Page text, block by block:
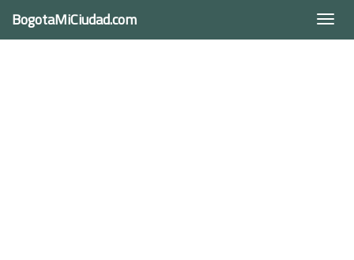
BogotaMiCiudad.com